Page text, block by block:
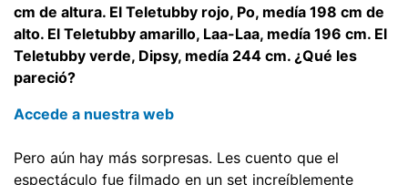
cm de altura. El Teletubby rojo, Po, medía 198 cm de
alto. El Teletubby amarillo, Laa-Laa, medía 196 cm. El
Teletubby verde, Dipsy, medía 244 cm. ¿Qué les
pareció?
Accede a nuestra web
Pero aún hay más sorpresas. Les cuento que el
espectáculo fue filmado en un set increíblemente